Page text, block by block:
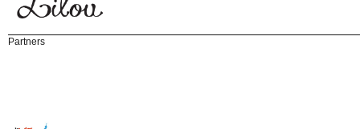
Partners